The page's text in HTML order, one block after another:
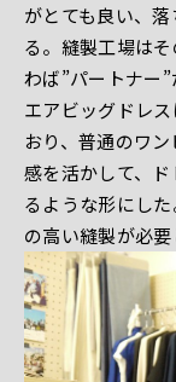
がとても良い、
る。縫製工場は
わば”パートナー
エアビッグドレ
おり、普通のワ
感を活かして、
るような形にし
の高い縫製が必要